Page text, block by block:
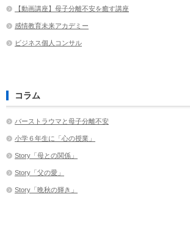
【動画講座】母子分離不安を癒す講座
感情教育未来アカデミー
ビジネス個人コンサル
コラム
バーストラウマと母子分離不安
小学６年生に「心の授業」
Story「母との関係」
Story「父の愛」
Story「晩秋の輝き」